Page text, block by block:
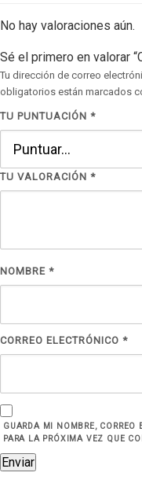
No hay valoraciones aún.
Sé el primero en valorar
Tu dirección de correo
obligatorios están marcados
TU PUNTUACIÓN *
TU VALORACIÓN *
NOMBRE *
CORREO ELECTRÓNICO *
GUARDA MI NOMBRE,
PARA LA PRÓXIMA VEZ QUE